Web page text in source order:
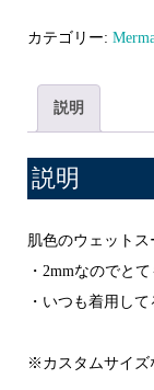
Suite
ー
メ
イ
ボ
カテゴリー:
説明
説明
肌色のウェットス
・2mmなのでとて
・いつも着用し
※カスタムサイズ